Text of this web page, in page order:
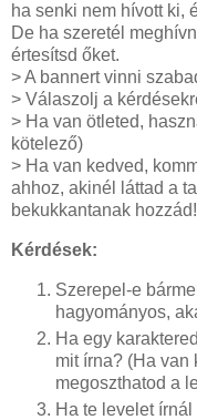
ha senki nem hívott ki,
De ha szeretél
értesítsd őket.
> A bannert vinni
> Válaszolj a
> Ha van ötleted,
kötelező)
> Ha van kedved,
ahhoz, akinél láttad a
bekukkantanak
Kérdések:
Szerepel-e
hagyományos,
Ha egy
mit írna? (Ha van
megoszthatod a
Ha te levelet